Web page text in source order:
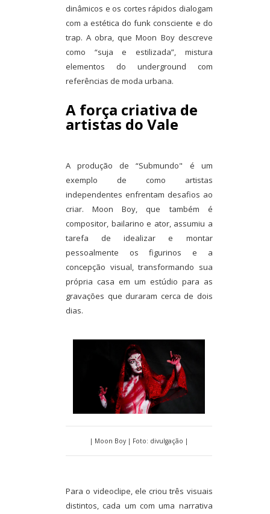
dinâmicos e os cortes rápidos dialogam
com a estética do funk consciente e do
trap. A obra, que Moon Boy descreve
como “suja e estilizada”, mistura
elementos do underground com
referências de moda urbana.
A força criativa de
artistas do Vale
A produção de “Submundo" é um
exemplo de como artistas
independentes enfrentam desafios ao
criar. Moon Boy, que também é
compositor, bailarino e ator, assumiu a
tarefa de idealizar e montar
pessoalmente os figurinos e a
concepção visual, transformando sua
própria casa em um estúdio para as
gravações que duraram cerca de dois
dias.
| Moon Boy | Foto: divulgação |
Para o videoclipe, ele criou três visuais
distintos, cada um com uma narrativa